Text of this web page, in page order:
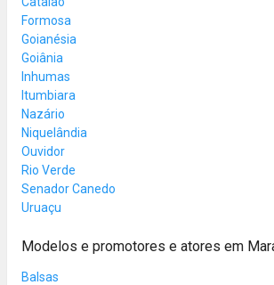
Formosa
Goianésia
Goiânia
Inhumas
Itumbiara
Nazário
Niquelândia
Ouvidor
Rio Verde
Senador Canedo
Uruaçu
Modelos e promotores e atores em
Balsas